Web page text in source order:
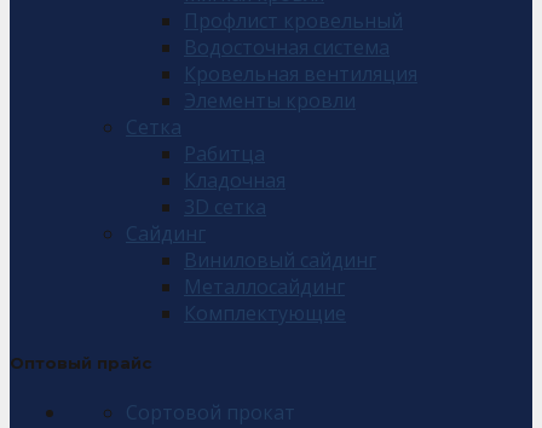
Профлист кровельный
Водосточная система
Кровельная вентиляция
Элементы кровли
Сетка
Рабитца
Кладочная
3D сетка
Сайдинг
Виниловый сайдинг
Металлосайдинг
Комплектующие
Оптовый прайс
Сортовой прокат